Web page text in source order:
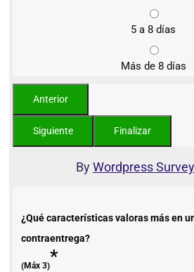
5 a 8 días
Más de 8 días
ByWordpress
¿Qué características valoras más en
contraentrega?
(Máx 3)*